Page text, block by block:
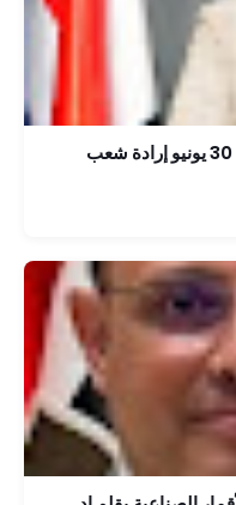
الأستاذ الدكتور محمد أبو علي يكتب: 30 يونيو إرادة شعب